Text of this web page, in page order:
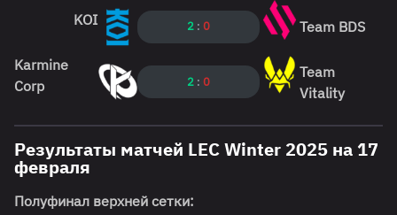
KOI 2 : 0 Team BDS
Karmine
Corp
2 : 0
Team
Vitality
Результаты матчей LEC Winter 2025 на 17
февраля
Полуфинал верхней сетки: